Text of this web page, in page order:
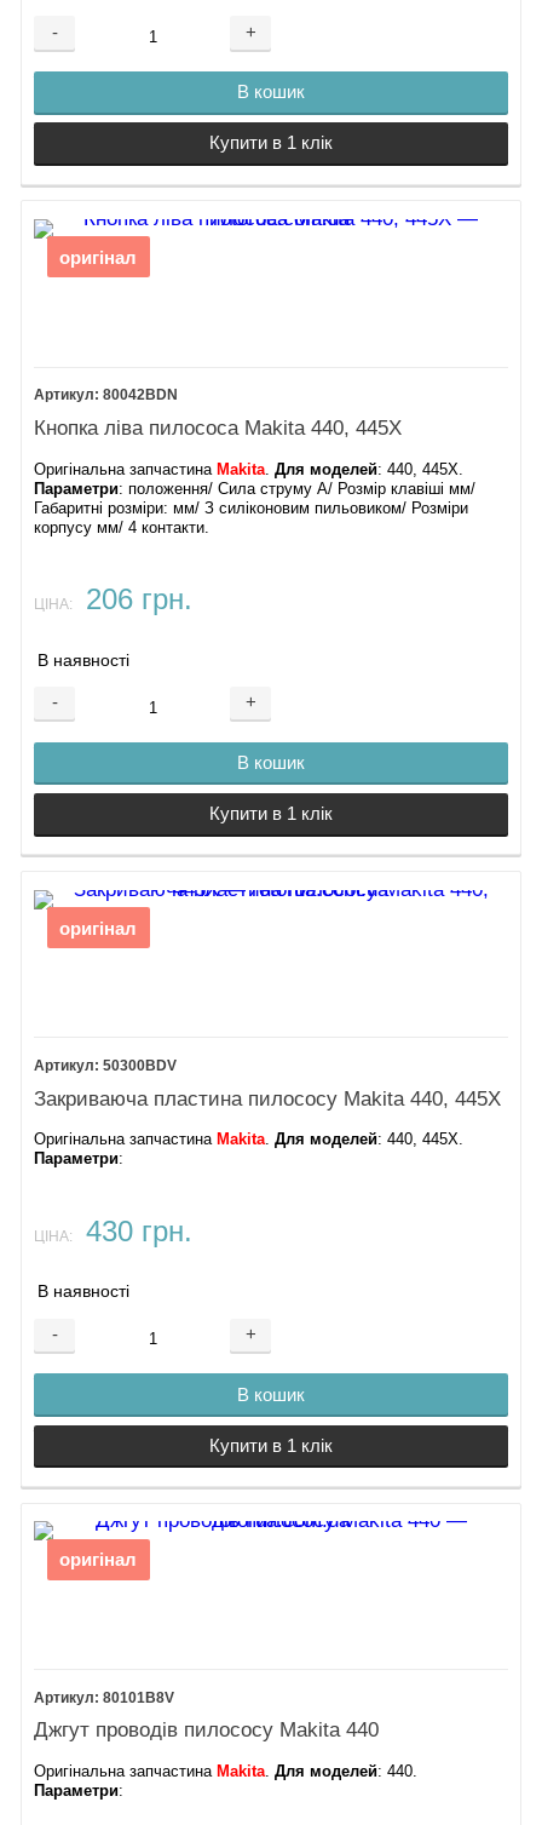
- +
В кошик
Купити в 1 клік
оригінал
80042BDN
Кнопка ліва пилососа Makita 440, 445X
Оригінальна запчастина Makita .Для моделей: 440, 445X.
Параметри: положення/ Сила струму А/ Розмір клавіші мм/
Габаритні розміри: мм/ З силіконовим пильовиком/ Розміри
корпусу мм/ 4 контакти.
ЦІНА: 206 грн.
В наявності
- +
В кошик
Купити в 1 клік
оригінал
50300BDV
Закриваюча пластина пилососу Makita 440, 445X
Оригінальна запчастина Makita.Для моделей: 440, 445X.
Параметри:
ЦІНА: 430 грн.
В наявності
- +
В кошик
Купити в 1 клік
оригінал
80101B8V
Джгут проводів пилососу Makita 440
Оригінальна запчастина Makita.Для моделей: 440.
Параметри: